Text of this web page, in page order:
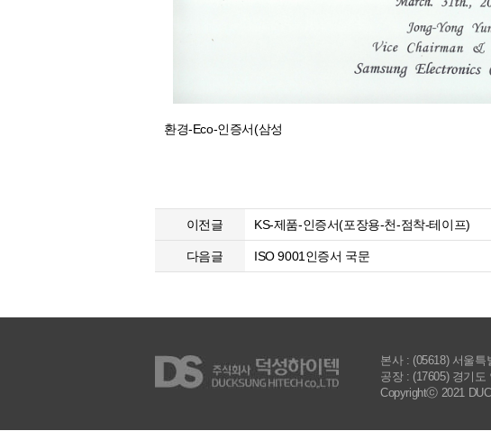
환경-Eco-인증서(삼성
이전글 KS-제품-인증서(포장용-천-점착-테이프)
다음글 ISO 9001인증서 국문
본사 : (05618) 서울특
공장 : (17605) 경기도
Copyrightⓒ 2021